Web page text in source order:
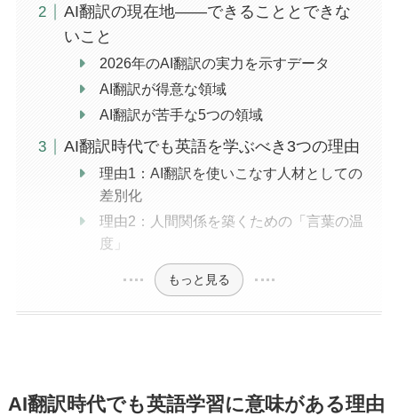
AI翻訳の現在地――できることとできな
いこと
2026年のAI翻訳の実力を示すデータ
AI翻訳が得意な領域
AI翻訳が苦手な5つの領域
AI翻訳時代でも英語を学ぶべき3つの理由
理由1：AI翻訳を使いこなす人材としての
差別化
理由2：人間関係を築くための「言葉の温
度」
もっと見る
AI翻訳時代でも英語学習に意味がある理由